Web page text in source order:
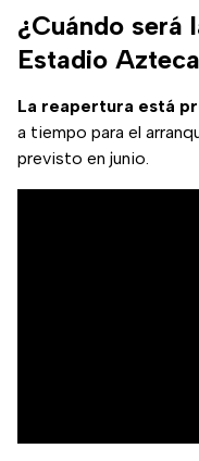
¿Cuándo será
Estadio
La reapertura está
a tiempo para el
previsto en junio.